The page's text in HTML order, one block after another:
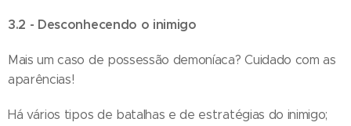
3.2 - Desconhecendo o inimigo
Mais um caso de possessão demoníaca? Cuidado com as
aparências!
Há vários tipos de batalhas e de estratégias do inimigo;